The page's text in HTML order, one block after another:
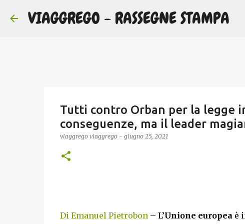
VIAGGREGO - RASSEGNE STAMPA
Tutti contro Orban per la legge
conseguenze, ma il leader
viaggrego viaggrego - giugno 25, 2021
Di Emanuel Pietrobon– L’Unione europeaè